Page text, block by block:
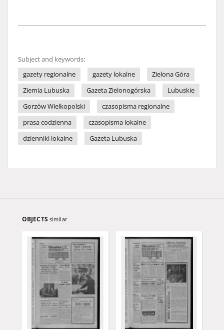
Subject and keywords:
gazety regionalne
gazety lokalne
Zielona Góra
Ziemia Lubuska
Gazeta Zielonogórska
Lubuskie
Gorzów Wielkopolski
czasopisma regionalne
prasa codzienna
czasopisma lokalne
dzienniki lokalne
Gazeta Lubuska
OBJECTS similar